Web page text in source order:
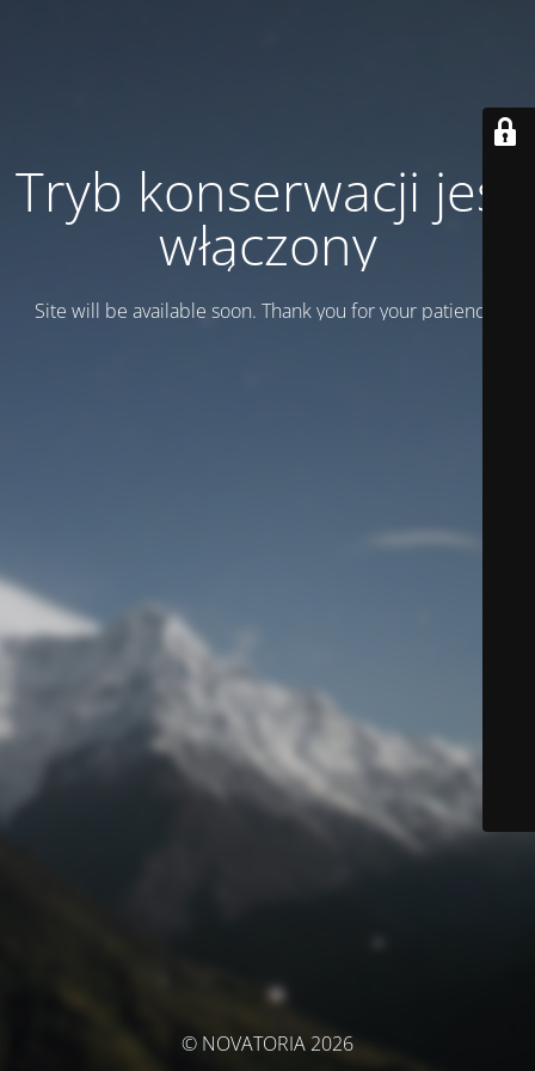
Tryb konserwacji jest
włączony
Site will be available soon. Thank you for your patience!
© NOVATORIA 2026